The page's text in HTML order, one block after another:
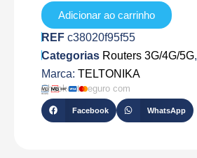
150GAdicionar ao carrinho
REF c38020f95f55
Categorias Routers 3G/4G/5G,
Marca: TELTONIKA
Checkout seguro com
Facebook WhatsApp